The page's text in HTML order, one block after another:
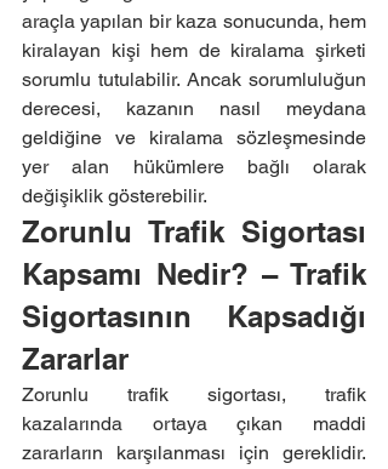
araçla yapılan bir kaza sonucunda, hem
kiralayan kişi hem de kiralama şirketi
sorumlu tutulabilir. Ancak sorumluluğun
derecesi, kazanın nasıl meydana
geldiğine ve kiralama sözleşmesinde
yer alan hükümlere bağlı olarak
değişiklik gösterebilir.
Zorunlu Trafik Sigortası
Kapsamı Nedir? – Trafik
Sigortasının Kapsadığı
Zararlar
Zorunlu trafik sigortası, trafik
kazalarında ortaya çıkan maddi
zararların karşılanması için gereklidir.